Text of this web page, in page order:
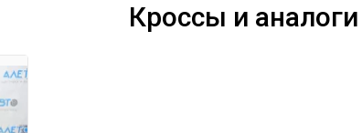
Кроссы и